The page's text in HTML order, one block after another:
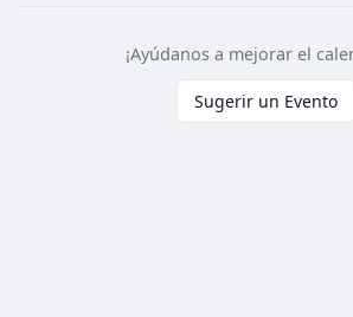
¡Ayúdanos a mejorar el
Sugerir un Evento